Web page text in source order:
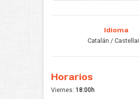
Idioma
Catalán /
Horarios
Viernes: 18:00h